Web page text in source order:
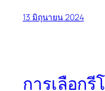
13 มิถุนายน 2024
การเลือก